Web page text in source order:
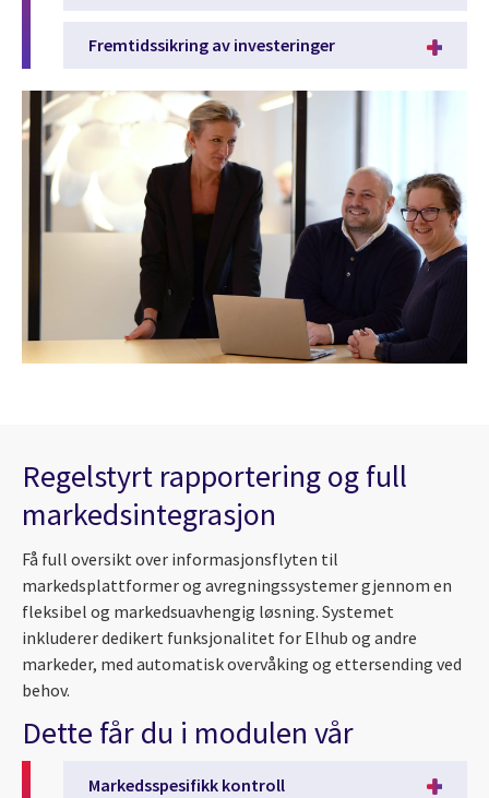
Fremtidssikring av investeringer
Regelstyrt rapportering og full
markedsintegrasjon
Få full oversikt over informasjonsflyten til
markedsplattformer og avregningssystemer gjennom en
fleksibel og markedsuavhengig løsning. Systemet
inkluderer dedikert funksjonalitet for Elhub og andre
markeder, med automatisk overvåking og ettersending ved
behov.
Dette får du i modulen vår
Markedsspesifikk kontroll